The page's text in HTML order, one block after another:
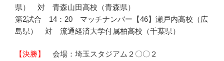
県） 対 青森山田高校（青森県）
第2試合 14：20 マッチナンバー【46】瀬戸内高校（広
島県） 対 流通経済大学付属柏高校（千葉県）
【決勝】
会場：埼玉スタジアム２〇〇２